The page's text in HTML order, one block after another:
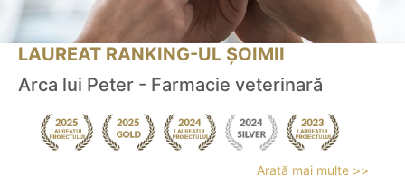
LAUREAT RANKING-UL ȘOIMII
Arca lui Peter - Farmacie veterinară
Arată mai multe >>